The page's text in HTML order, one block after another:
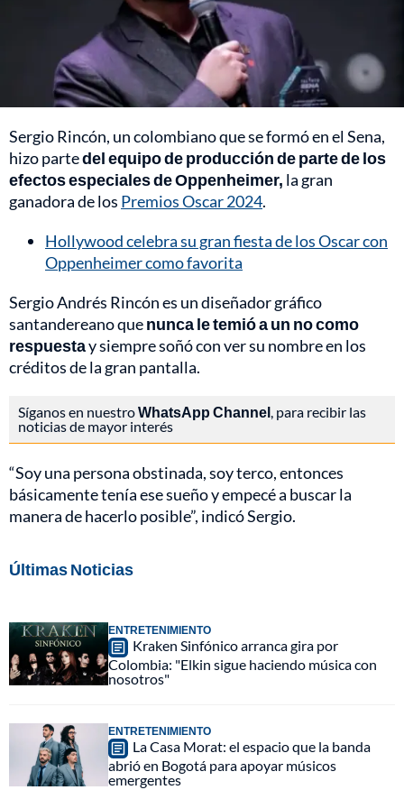
Sergio Rincón, un colombiano que se formó en el Sena,
hizo partedel equipo de producción de parte de los
efectos especiales de Oppenheimer, la gran
ganadora de los Premios Oscar 2024.
Hollywood celebra su gran fiesta de los Oscar con
Oppenheimer como favorita
Sergio Andrés Rincón es un diseñador gráfico
santandereano quenunca le temió a un no como
respuestay siempre soñó con ver su nombre en los
créditos de la gran pantalla.
Síganos en nuestroWhatsApp Channel, para recibir las
noticias de mayor interés
“Soy una persona obstinada, soy terco, entonces
básicamente tenía ese sueño y empecé a buscar la
manera de hacerlo posible”, indicó Sergio.
Últimas Noticias
ENTRETENIMIENTO
Kraken Sinfónico arranca gira por
Colombia: "Elkin sigue haciendo música con
nosotros"
ENTRETENIMIENTO
La Casa Morat: el espacio que la banda
abrió en Bogotá para apoyar músicos
emergentes